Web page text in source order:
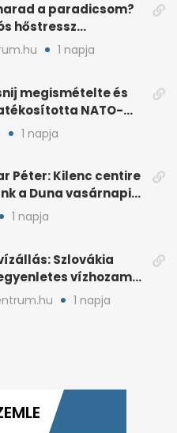
a paradicsom?
hőstressz
az érést
1 napja
megismételte és
NATO-
1 napja
Péter: Kilenc centire
a Duna vasárnapi
1 napja
Szlovákia
vízhozam
1 napja